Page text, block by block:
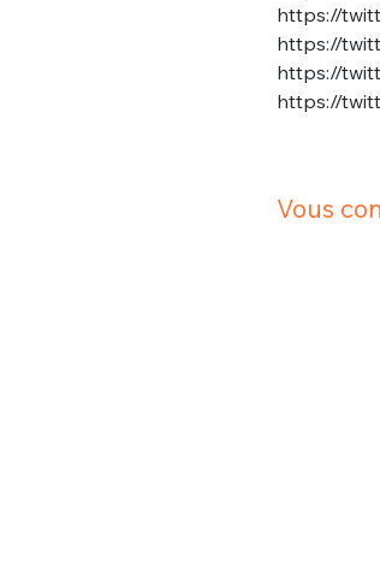
https://
https://
https://
https://
Vous